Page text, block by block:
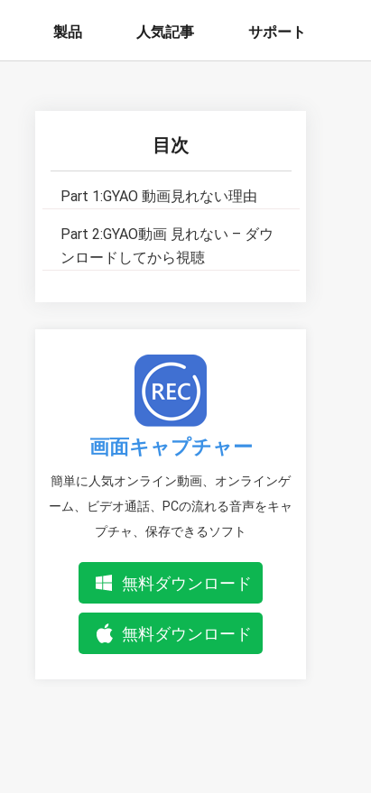
製品 人気記事 サポート
目次
Part 1:GYAO 動画見れない理由
Part 2:GYAO動画 見れない – ダウ
ンロードしてから視聴
画面キャプチャー
簡単に人気オンライン動画、オンラインゲ
ーム、ビデオ通話、PCの流れる音声をキャ
プチャ、保存できるソフト
無料ダウンロード
無料ダウンロード